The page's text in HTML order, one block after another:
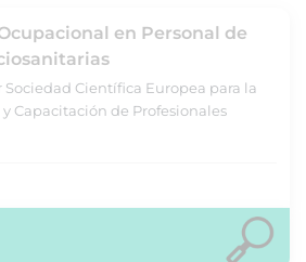
en Personal de
Sociedad Científica Europea para la
Capacitación de Profesionales